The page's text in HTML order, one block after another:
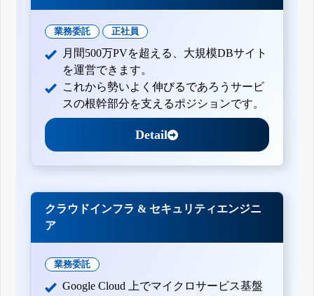
業務委託 正社員
月間500万PVを超える、大規模DBサイト
を運営できます。
これから勢いよく伸びるであろうサービ
スの根幹部分を支えるポジションです。
Detail
クラウドインフラ & セキュリティエンジニ
ア
業務委託
Google Cloud 上でマイクロサービス基盤